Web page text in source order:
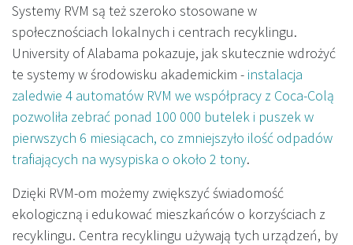
Systemy RVM są też szeroko stosowane w
społecznościach lokalnych i centrach recyklingu.
University of Alabama pokazuje, jak skutecznie wdrożyć
te systemy w środowisku akademickim - instalacja
zaledwie 4 automatów RVM we współpracy z Coca-Colą
pozwoliła zebrać ponad 100 000 butelek i puszek w
pierwszych 6 miesiącach, co zmniejszyło ilość odpadów
trafiających na wysypiska o około 2 tony.
Dzięki RVM-om możemy zwiększyć świadomość
ekologiczną i edukować mieszkańców o korzyściach z
recyklingu. Centra recyklingu używają tych urządzeń, by